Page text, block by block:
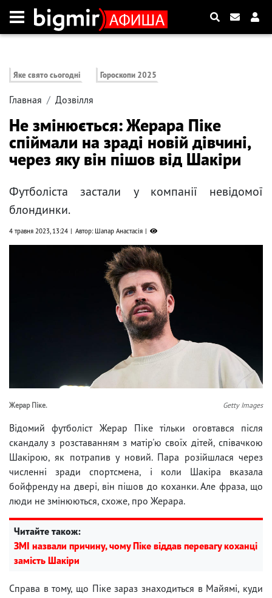
Яке свято сьогодні Гороскопи 2025
Главная Дозвілля
Не змінюється: Жерара Піке
спіймали на зраді новій дівчині,
через яку він пішов від Шакіри
Футболіста застали у компанії невідомої
блондинки.
4 травня 2023, 13:24 Автор: Шапар Анастасія
Жерар Піке. Getty Images
Відомий футболіст Жерар Піке тільки оговтався після
скандалу з розставанням з матір'ю своїх дітей, співачкою
Шакірою, як потрапив у новий. Пара розійшлася через
численні зради спортсмена, і коли Шакіра вказала
бойфренду на двері, він пішов до коханки. Але фраза, що
люди не змінюються, схоже, про Жерара.
Читайте також:
ЗМІ назвали причину, чому Піке віддав перевагу коханці
замість Шакіри
Справа в тому, що Піке зараз знаходиться в Майямі, куди